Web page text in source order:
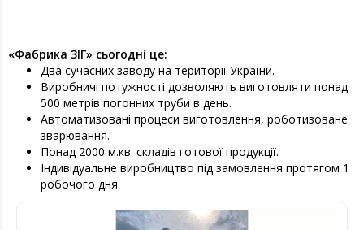
«Фабрика ЗІГ» сьогодні це:
Два сучасних заводу на території України.
Виробничі потужності дозволяють виготовляти понад
500 метрів погонних труби в день.
Автоматизовані процеси виготовлення, роботизоване
зварювання.
Понад 2000 м.кв. складів готової продукції.
Індивідуальне виробництво під замовлення протягом 1
робочого дня.